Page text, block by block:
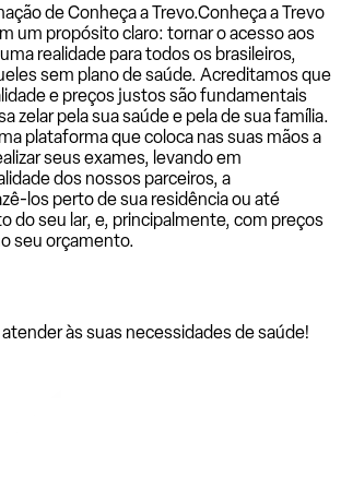
de Conheça a Trevo.Conheça a Trevo
um propósito claro: tornar o acesso aos
realidade para todos os brasileiros,
sem plano de saúde. Acreditamos que
e preços justos são fundamentais
zelar pela sua saúde e pela de sua família.
plataforma que coloca nas suas mãos a
seus exames, levando em
dos nossos parceiros, a
los perto de sua residência ou até
do seu lar, e, principalmente, com preços
seu orçamento.
às suas necessidades de saúde!